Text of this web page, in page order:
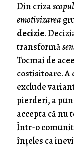
Din criza
emotivizarea
decizie.
transformă
Tocmai de
costisitoare. A
exclude
pierderi, a
accepta că nu
Într-o
înțeles ca